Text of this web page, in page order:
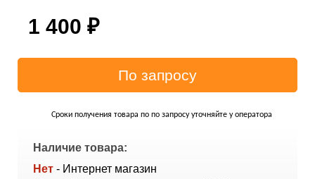
1 400 ₽
Сроки получения товара по по запросу уточняйте у оператора
Наличие товара:
Нет - Интернет магазин